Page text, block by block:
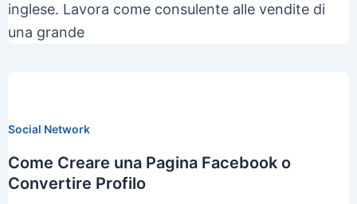
inglese. Lavora come consulente alle vendite di
una grande
Social Network
Come Creare una Pagina Facebook o
Convertire Profilo